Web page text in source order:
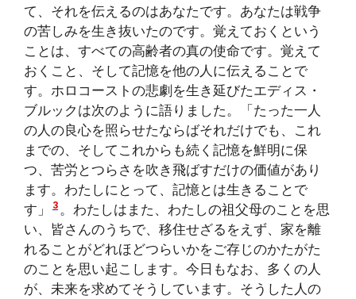
て、それを伝えるのはあなたです。あなたは戦争
の苦しみを生き抜いたのです。覚えておくという
ことは、すべての高齢者の真の使命です。覚えて
おくこと、そして記憶を他の人に伝えることで
す。ホロコーストの悲劇を生き延びたエディス・
ブルックは次のように語りました。「たった一人
の人の良心を照らせたならばそれだけでも、これ
までの、そしてこれからも続く記憶を鮮明に保
つ、苦労とつらさを吹き飛ばすだけの価値があり
ます。わたしにとって、記憶とは生きることで
す」
3 。わたしはまた、わたしの祖父母のことを思
い、皆さんのうちで、移住せざるをえず、家を離
れることがどれほどつらいかをご存じのかたがた
のことを思い起こします。今日もなお、多くの人
が、未来を求めてそうしています。そうした人の